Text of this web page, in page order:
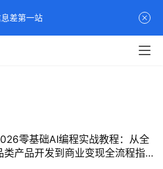
零基础AI编程实战教程：从全
类产品开发到商业变现全流程指
差第一站